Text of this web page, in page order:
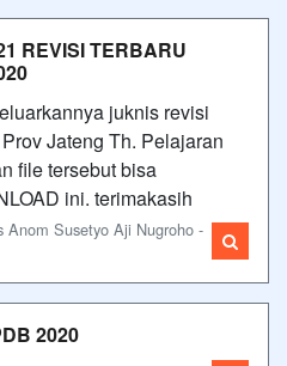
REVISI TERBARU
juknis revisi
Jateng Th. Pelajaran
file tersebut bisa
ini. terimakasih
Anom Susetyo Aji Nugroho -
2020